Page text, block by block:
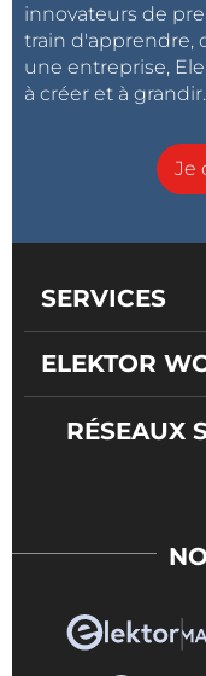
innovateurs de
train d'apprendre,
une entreprise,
à créer et à grandir.
Je
SERVICES
ELEKTOR
RÉSEAUX